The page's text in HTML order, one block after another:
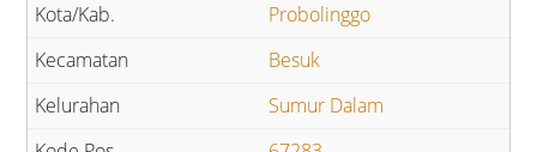
Probolinggo
Besuk
Sumur Dalam